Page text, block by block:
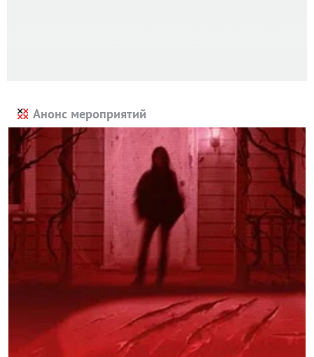
Анонс мероприятий